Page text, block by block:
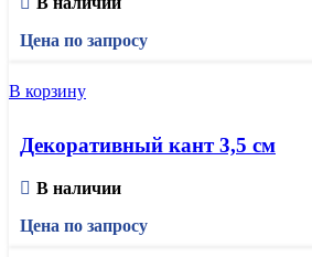
Цена по запросу
В корзину
Декоративный кант 3,5 см
В наличии
Цена по запросу